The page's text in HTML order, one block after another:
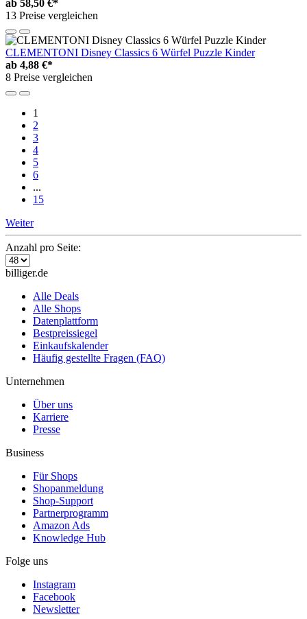
ab 58,50 €*
13 Preise vergleichen
CLEMENTONI Disney Classics 6 Würfel Puzzle Kinder
ab 4,88 €*
8 Preise vergleichen
1
2
3
4
5
6
...
15
Weiter
Anzahl pro Seite:
billiger.de
Alle Deals
Alle Shops
Datenplattform
Bestpreissiegel
Einkaufskalender
Häufig gestellte Fragen (FAQ)
Unternehmen
Über uns
Karriere
Presse
Business
Für Shops
Shopanmeldung
Shop-Support
Partnerprogramm
Amazon Ads
Knowledge Hub
Folge uns
Instagram
Facebook
Newsletter